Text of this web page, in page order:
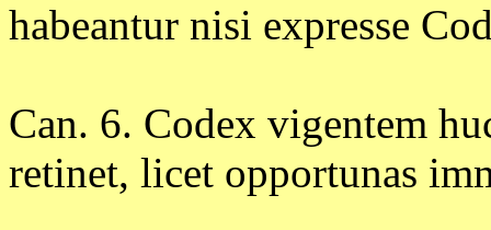
habeantur nisi expresse
Can. 6. Codex vigentem
retinet, licet opportunas